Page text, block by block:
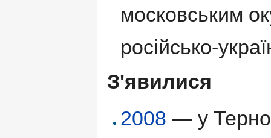
московським
російсько-
З'явилися
2008 — у